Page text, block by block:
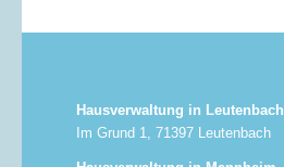
Hausverwaltung in Leutenbach
Im Grund 1, 71397 Leutenbach